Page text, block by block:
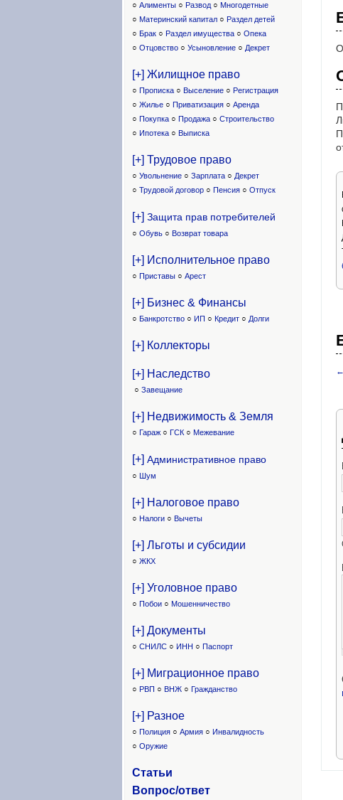
○ Алименты ○ Развод ○ Многодетные
○ Материнский капитал ○ Раздел детей
○ Брак ○ Раздел имущества ○ Опека
○ Отцовство ○ Усыновление ○ Декрет
[+] Жилищное право
○ Прописка ○ Выселение ○ Регистрация
○ Жилье ○ Приватизация ○ Аренда
○ Покупка ○ Продажа ○ Строительство
○ Ипотека ○ Выписка
[+] Трудовое право
○ Увольнение ○ Зарплата ○ Декрет
○ Трудовой договор ○ Пенсия ○ Отпуск
[+] Защита прав потребителей
○ Обувь ○ Возврат товара
[+] Исполнительное право
○ Приставы ○ Арест
[+] Бизнес & Финансы
○ Банкротство ○ ИП ○ Кредит ○ Долги
[+] Коллекторы
[+] Наследство
○ Завещание
[+] Недвижимость & Земля
○ Гараж ○ ГСК ○ Межевание
[+] Административное право
○ Шум
[+] Налоговое право
○ Налоги ○ Вычеты
[+] Льготы и субсидии
○ ЖКХ
[+] Уголовное право
○ Побои ○ Мошенничество
[+] Документы
○ СНИЛС ○ ИНН ○ Паспорт
[+] Миграционное право
○ РВП ○ ВНЖ ○ Гражданство
[+] Разное
○ Полиция ○ Армия ○ Инвалидность
○ Оружие
Статьи
Вопрос/ответ